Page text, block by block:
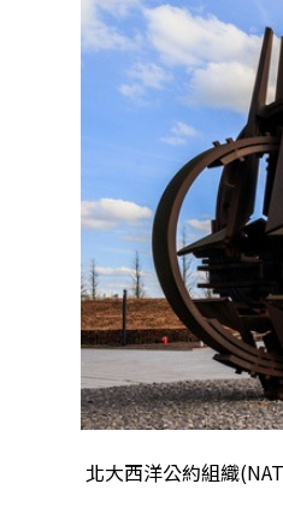
北大西洋公約組織